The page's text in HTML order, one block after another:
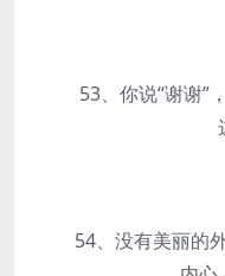
53、你说“谢谢”，
54、没有美丽的外